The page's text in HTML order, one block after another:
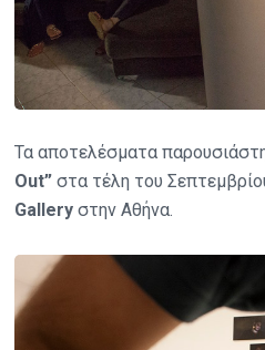
Τα αποτελέσματα
Out” στα τέλη του
Gallery στην Αθήνα.